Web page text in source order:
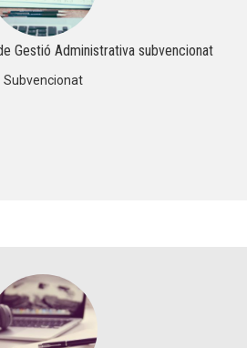
Gestió Administrativa subvencionat
Subvencionat